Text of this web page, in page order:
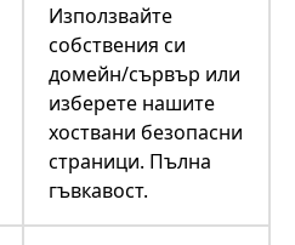
Използвайте
собствения си
домейн/сървър или
изберете нашите
хоствани безопасни
страници. Пълна
гъвкавост.